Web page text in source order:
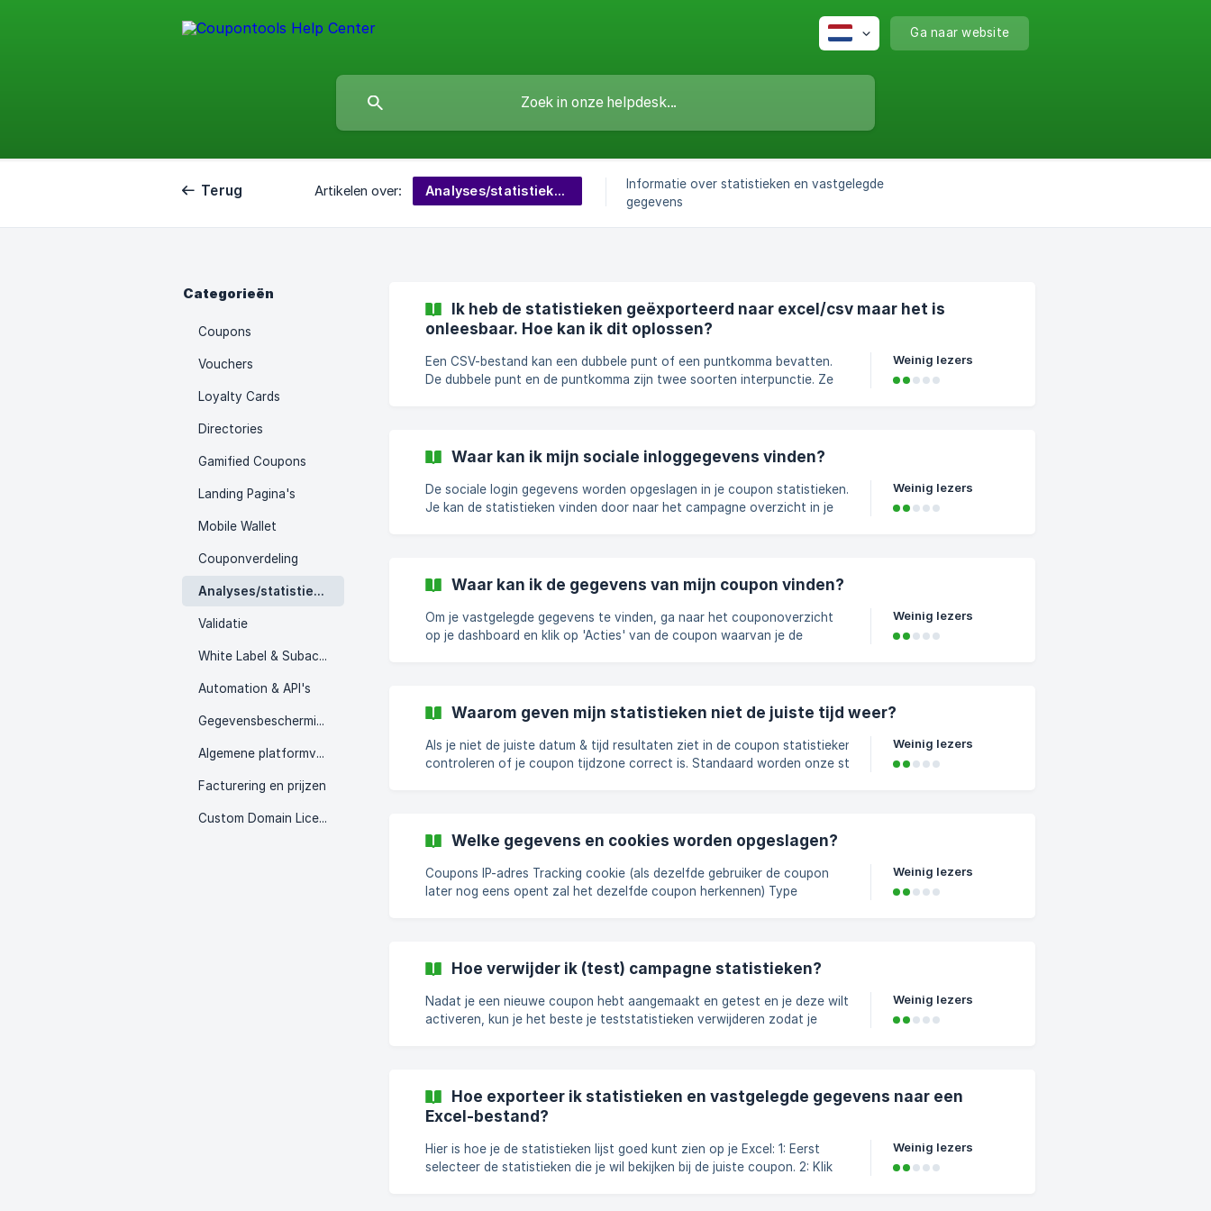
Ga naar website
Terug Artikelen over: Analyses/statistieken
Informatie over statistieken en vastgelegde
gegevens
Categorieën
Coupons
Vouchers
Loyalty Cards
Directories
Gamified Coupons
Landing Pagina's
Mobile Wallet
Couponverdeling
Analyses/statistieken
Validatie
White Label & Subaccounts
Automation & API's
Gegevensbescherming
Algemene platformvragen
Facturering en prijzen
Custom Domain Licentie
Ik heb de statistieken geëxporteerd naar excel/csv maar het is
onleesbaar. Hoe kan ik dit oplossen?
Een CSV-bestand kan een dubbele punt of een puntkomma bevatten.
De dubbele punt en de puntkomma zijn twee soorten interpunctie. Ze
meestal gebruikt, in Europa de dubbele punt. Hoe verander je je account
instellingen van dubbele punt naar halve dubbele punt en vise versa?
Weinig lezers
Waar kan ik mijn sociale inloggegevens vinden?
De sociale login gegevens worden opgeslagen in je coupon statistieken.
Je kan de statistieken vinden door naar het campagne overzicht in je
Weinig lezers
Waar kan ik de gegevens van mijn coupon vinden?
Om je vastgelegde gegevens te vinden, ga naar het couponoverzicht
op je dashboard en klik op 'Acties' van de coupon waarvan je de
Weinig lezers
Waarom geven mijn statistieken niet de juiste tijd weer?
Als je niet de juiste datum & tijd resultaten ziet in de coupon statistieken moet je
controleren of je coupon tijdzone correct is. Standaard worden onze statistieken
(https://storage.crisp.chat/users/helpdesk/website/31b2950085408200/5f358874-
1737-42fd-b903-444869_
Weinig lezers
Welke gegevens en cookies worden opgeslagen?
Coupons IP-adres Tracking cookie (als dezelfde gebruiker de coupon
later nog eens opent zal het dezelfde coupon herkennen) Type
instellingen die je hebt ingesteld in je campagne. Als je een campagne
aanmaakt met data capture waarbij je vraagt naar de vo
Weinig lezers
Hoe verwijder ik (test) campagne statistieken?
Nadat je een nieuwe coupon hebt aangemaakt en getest en je deze wilt
activeren, kun je het beste je teststatistieken verwijderen zodat je
verwijderd! De eerste manier is om naar de statistiekenpagina van een
coupon te gaan. Daar zie je een rode knop direct naast de 'Exporteer'
Weinig lezers
Hoe exporteer ik statistieken en vastgelegde gegevens naar een
Excel-bestand?
Hier is hoe je de statistieken lijst goed kunt zien op je Excel: 1: Eerst
selecteer de statistieken die je wil bekijken bij de juiste coupon. 2: Klik
Weinig lezers